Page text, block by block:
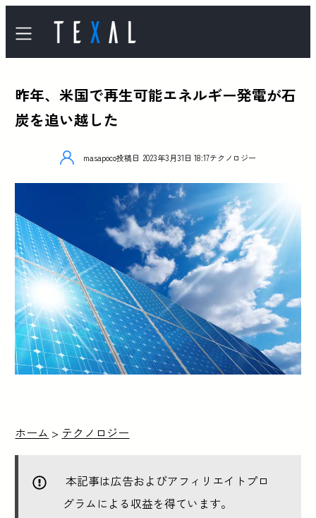
昨年、米国で再生可能エネルギー発電が石
炭を追い越した
masapoco投稿日 2023年3月31日 18:17テクノロジー
ホーム > テクノロジー
本記事は広告およびアフィリエイトプロ
グラムによる収益を得ています。